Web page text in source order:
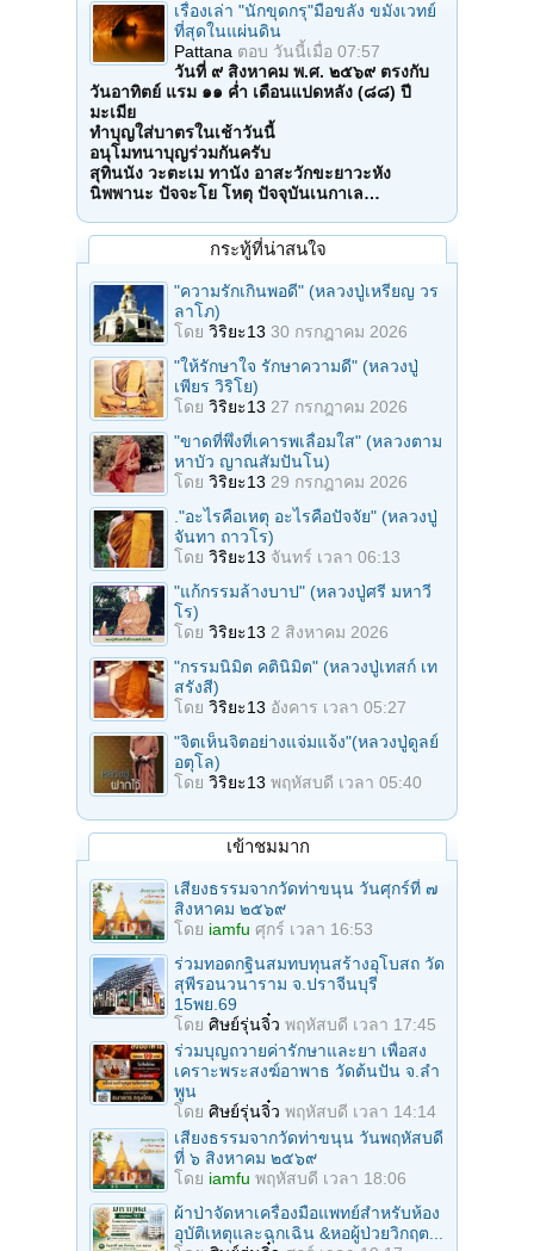
เรื่องเล่า "นักขุดกรุ"มือขลัง ขมังเวทย์
ที่สุดในแผ่นดิน
Pattana ตอบ วันนี้เมื่อ 07:57
วันที่ ๙ สิงหาคม พ.ศ. ๒๕๖๙ ตรงกับ
วันอาทิตย์ แรม ๑๑ ค่ำ เดือนแปดหลัง (๘๘) ปี
มะเมีย
ทำบุญใส่บาตรในเช้าวันนี้
อนุโมทนาบุญร่วมกันครับ
สุทินนัง วะตะเม ทานัง อาสะวักขะยาวะหัง
นิพพานะ ปัจจะโย โหตุ ปัจจุบันเนกาเล…
กระทู้ที่น่าสนใจ
"ความรักเกินพอดี" (หลวงปู่เหรียญ วร
ลาโภ)
โดย วิริยะ13 30 กรกฎาคม 2026
"ให้รักษาใจ รักษาความดี" (หลวงปู่
เพียร วิริโย)
โดย วิริยะ13 27 กรกฎาคม 2026
"ขาดที่พึ่งที่เคารพเลื่อมใส" (หลวงตาม
หาบัว ญาณสัมปันโน)
โดย วิริยะ13 29 กรกฎาคม 2026
."อะไรคือเหตุ อะไรคือปัจจัย" (หลวงปู่
จันทา ถาวโร)
โดย วิริยะ13 จันทร์ เวลา 06:13
"แก้กรรมล้างบาป" (หลวงปู่ศรี มหาวี
โร)
โดย วิริยะ13 2 สิงหาคม 2026
"กรรมนิมิต คตินิมิต" (หลวงปู่เทสก์ เท
สรังสี)
โดย วิริยะ13 อังคาร เวลา 05:27
"จิตเห็นจิตอย่างแจ่มแจ้ง"(หลวงปู่ดูลย์
อตุโล)
โดย วิริยะ13 พฤหัสบดี เวลา 05:40
เข้าชมมาก
เสียงธรรมจากวัดท่าขนุน วันศุกร์ที่ ๗
สิงหาคม ๒๕๖๙
โดย iamfu ศุกร์ เวลา 16:53
ร่วมทอดกฐินสมทบทุนสร้างอุโบสถ วัด
สุพีรอนวนาราม จ.ปราจีนบุรี
15พย.69
โดย ศิษย์รุ่นจิ๋ว พฤหัสบดี เวลา 17:45
ร่วมบุญถวายค่ารักษาและยา เพื่อสง
เคราะพระสงฆ์อาพาธ วัดต้นปัน จ.ลํา
พูน
โดย ศิษย์รุ่นจิ๋ว พฤหัสบดี เวลา 14:14
เสียงธรรมจากวัดท่าขนุน วันพฤหัสบดี
ที่ ๖ สิงหาคม ๒๕๖๙
โดย iamfu พฤหัสบดี เวลา 18:06
ผ้าป่าจัดหาเครื่องมือแพทย์สำหรับห้อง
อุบัติเหตุและฉุกเฉิน &หอผู้ป่วยวิกฤต...